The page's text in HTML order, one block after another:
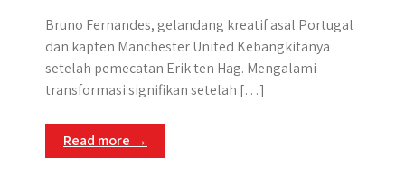
Bruno Fernandes, gelandang kreatif asal Portugal
dan kapten Manchester United Kebangkitanya
setelah pemecatan Erik ten Hag. Mengalami
transformasi signifikan setelah […]
Read more →